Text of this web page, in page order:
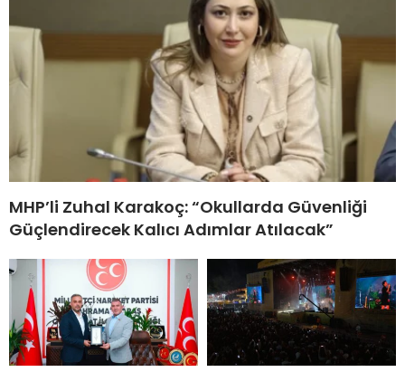
MHP’li Zuhal Karakoç: “Okullarda Güvenliği
Güçlendirecek Kalıcı Adımlar Atılacak”